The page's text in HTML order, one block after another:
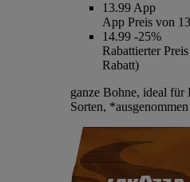
13.99 App
App Preis von
14.99 -25%
Rabattierter
Rabatt)
ganze Bohne, ideal für
Sorten,